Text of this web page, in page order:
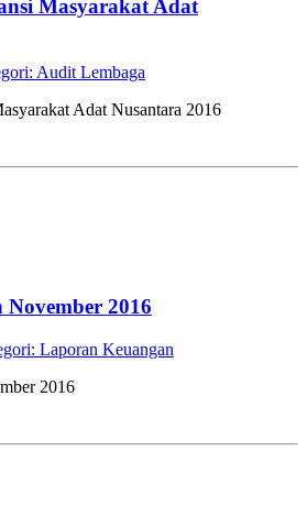
Masyarakat Adat
Audit Lembaga
Adat Nusantara 2016
2016
Laporan Keuangan
2016